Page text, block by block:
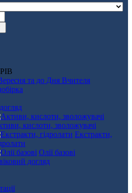
та до Дня Вчителя
кислоти, зволожувачі
Екстракти,
Олії базові